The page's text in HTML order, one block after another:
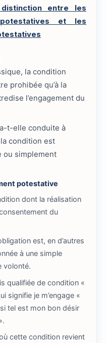
distinction entre les
et les
la condition
prohibée qu’à la
l’engagement du
t-elle conduite à
condition est
ou simplement
potestative
dont la réalisation
du
est, en d’autres
à une simple
volonté.
qualifiée de condition «
signifie je m’engage «
tel est mon bon désir
cette condition revient